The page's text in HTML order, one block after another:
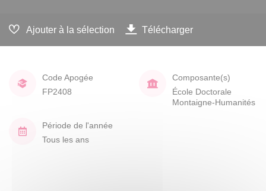
Ajouter à la sélection Télécharger
Code Apogée
FP2408
Composante(s)
École Doctorale
Montaigne-Humanités
Période de l'année
Tous les ans